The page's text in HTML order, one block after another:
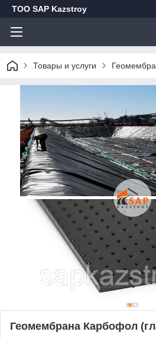
ТОО SAP Kazstroy
Товары и услуги
Геомембрана Карбофол